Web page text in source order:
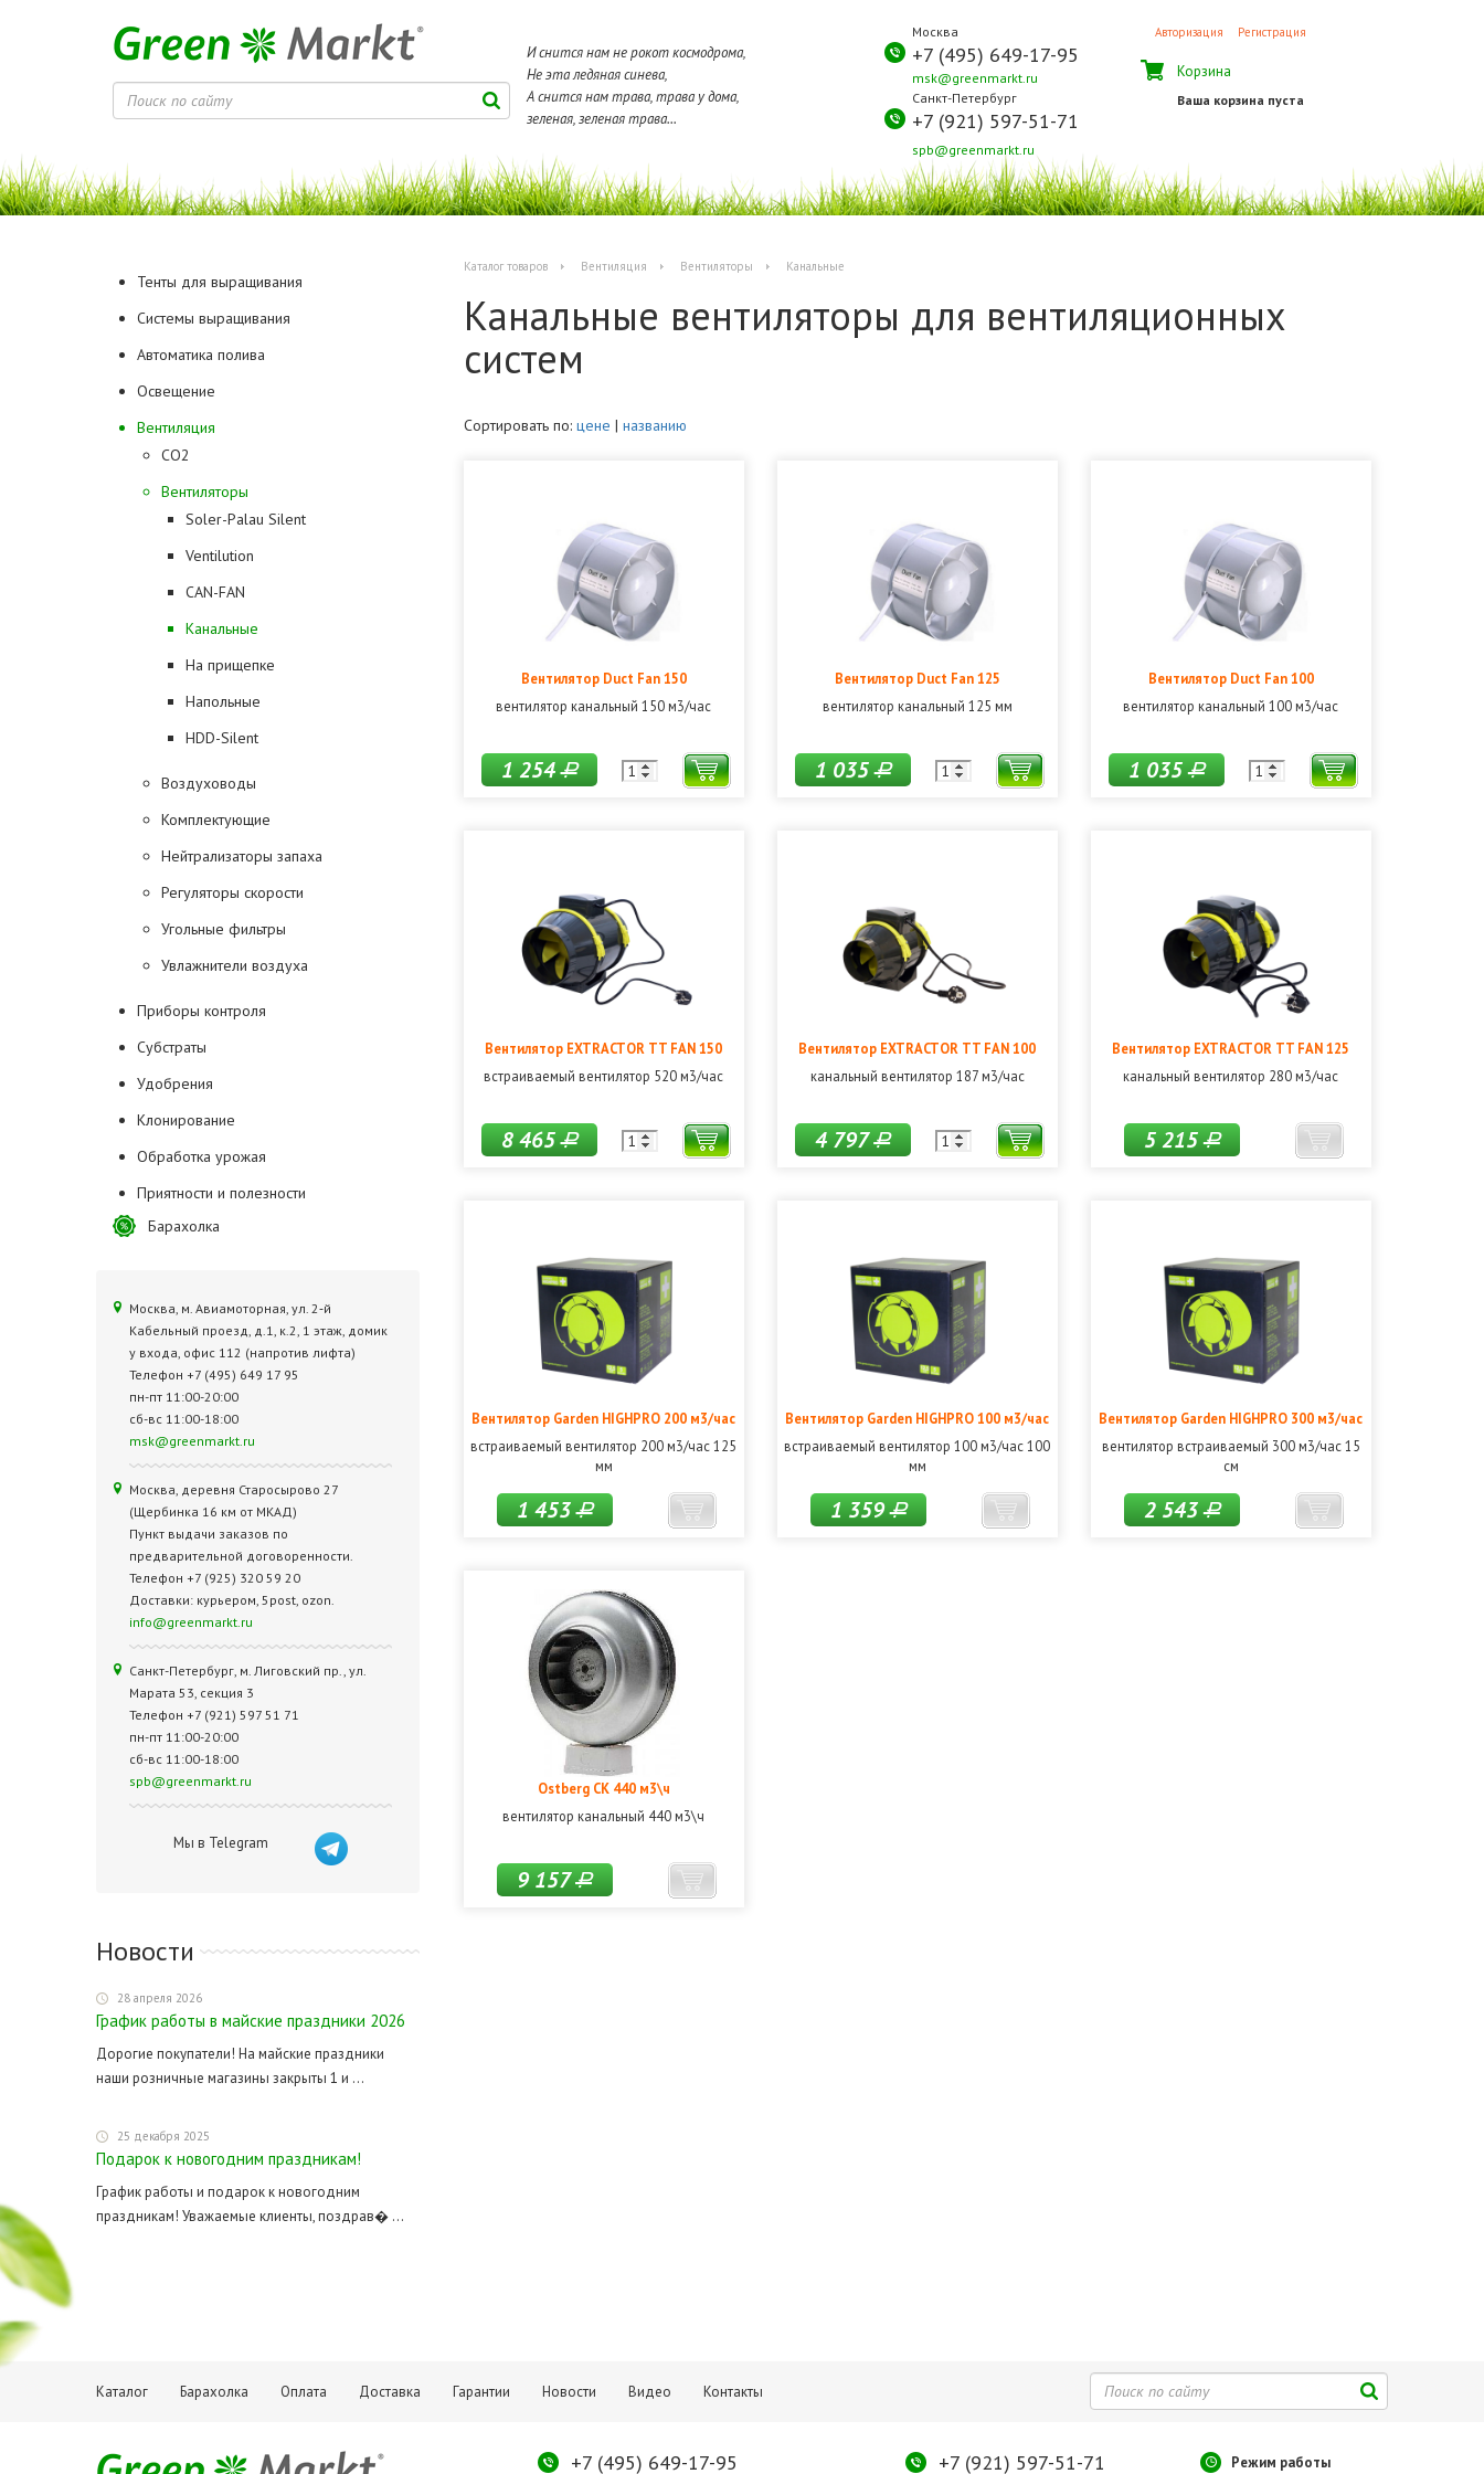
И снится нам не рокот космодрома,
Не эта ледяная синева,
А снится нам трава, трава у дома,
зеленая, зеленая трава...
Москва
+7 (495) 649-17-95
msk@greenmarkt.ru
Санкт-Петербург
+7 (921) 597-51-71
spb@greenmarkt.ru
Авторизация Регистрация
Корзина
Ваша корзина пуста
Тенты для выращивания
Системы выращивания
Автоматика полива
Освещение
Вентиляция
CO2
Вентиляторы
Soler-Palau Silent
Ventilution
CAN-FAN
Канальные
На прищепке
Напольные
HDD-Silent
Воздуховоды
Комплектующие
Нейтрализаторы запаха
Регуляторы скорости
Угольные фильтры
Увлажнители воздуха
Приборы контроля
Субстраты
Удобрения
Клонирование
Обработка урожая
Приятности и полезности
Барахолка
Москва, м. Авиамоторная, ул. 2‑й
Кабельный проезд, д.1, к.2, 1 этаж, домик
у входа, офис 112 (напротив лифта)
Телефон +7 (495) 649 17 95
пн-пт 11:00-20:00
сб-вс 11:00-18:00
msk@greenmarkt.ru
Москва, деревня Старосырово 27
(Щербинка 16 км от МКАД)
Пункт выдачи заказов по
предварительной договоренности.
Телефон +7 (925) 320 59 20
Доставки: курьером, 5post, ozon.
info@greenmarkt.ru
Санкт-Петербург, м. Лиговский пр., ул.
Марата 53, секция 3
Телефон +7 (921) 597 51 71
пн-пт 11:00-20:00
сб-вс 11:00-18:00
spb@greenmarkt.ru
Мы в Telegram
Новости
28 апреля 2026
График работы в майские праздники 2026
Дорогие покупатели! На майские праздники
наши розничные магазины закрыты 1 и ...
25 декабря 2025
Подарок к новогодним праздникам!
График работы и подарок к новогодним
праздникам! Уважаемые клиенты, поздрав� ...
Каталог товаров Вентиляция Вентиляторы Канальные
Канальные вентиляторы для вентиляционных
систем
Сортировать по: цене | названию
Вентилятор Duct Fan 150
вентилятор канальный 150 м3/час
1 254Р
Вентилятор Duct Fan 125
вентилятор канальный 125 мм
1 035Р
Вентилятор Duct Fan 100
вентилятор канальный 100 м3/час
1 035Р
Вентилятор EXTRACTOR TT FAN 150
встраиваемый вентилятор 520 м3/час
8 465Р
Вентилятор EXTRACTOR TT FAN 100
канальный вентилятор 187 м3/час
4 797Р
Вентилятор EXTRACTOR TT FAN 125
канальный вентилятор 280 м3/час
5 215Р
Вентилятор Garden HIGHPRO 200 м3/час
встраиваемый вентилятор 200 м3/час 125
мм
1 453Р
Вентилятор Garden HIGHPRO 100 м3/час
встраиваемый вентилятор 100 м3/час 100
мм
1 359Р
Вентилятор Garden HIGHPRO 300 м3/час
вентилятор встраиваемый 300 м3/час 15
см
2 543Р
Ostberg CK 440 м3\ч
вентилятор канальный 440 м3\ч
9 157Р
Каталог Барахолка Оплата Доставка Гарантии Новости Видео Контакты
+7 (495) 649-17-95 +7 (921) 597-51-71 Режим работы